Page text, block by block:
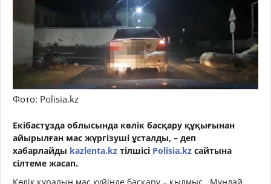
Фото: Polisia.kz
Екібастұзда облысында көлік басқару құқығынан
айырылған мас жүргізуші ұсталды, – деп
хабарлайды kazlenta.kz тілшісі Polisia.kz сайтына
сілтеме жасап.